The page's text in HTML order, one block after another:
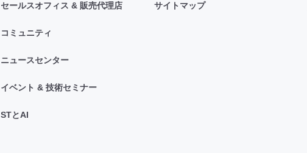
セールスオフィス & 販売代理店
コミュニティ
ニュースセンター
イベント & 技術セミナー
STとAI
サイトマップ